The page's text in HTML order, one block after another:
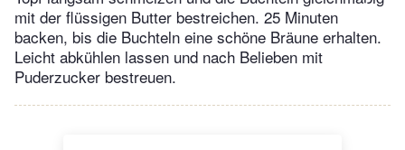
mit der flüssigen Butter bestreichen. 25 Minuten
backen, bis die Buchteln eine schöne Bräune erhalten.
Leicht abkühlen lassen und nach Belieben mit
Puderzucker bestreuen.